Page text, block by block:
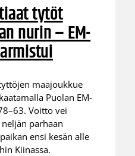
tytöt
nurin – EM-
maajoukkue
Puolan EM-
Voitto vei
parhaan
ensi kesän alle
Kiinassa.